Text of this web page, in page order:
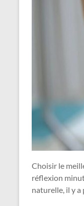
Choisir le
réflexion
naturelle, il y a